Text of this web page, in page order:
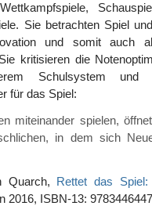
Sie betrachten Spiel
und somit auch
kritisieren die
Schulsystem
für das Spiel:
miteinander spielen,
in dem sich
Quarch, Rettet das
2016, ISBN-13: